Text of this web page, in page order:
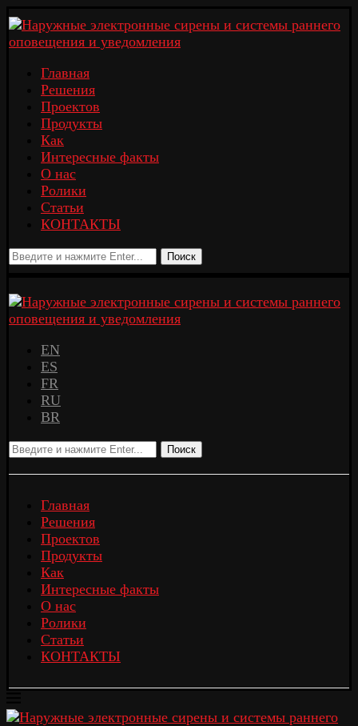
Главная
Решения
Проектов
Продукты
Как
Интересные факты
О нас
Ролики
Статьи
КОНТАКТЫ
Поиск
EN
ES
FR
RU
BR
Поиск
Главная
Решения
Проектов
Продукты
Как
Интересные факты
О нас
Ролики
Статьи
КОНТАКТЫ